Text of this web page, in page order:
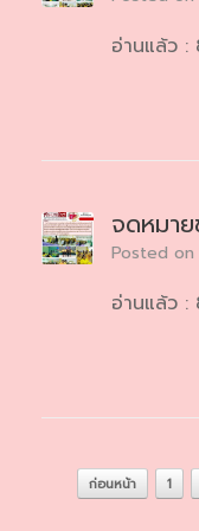
อ่านแล้ว :
จดหมา
Posted on
อ่านแล้ว :
Post navigation
ก่อนหน้า 1